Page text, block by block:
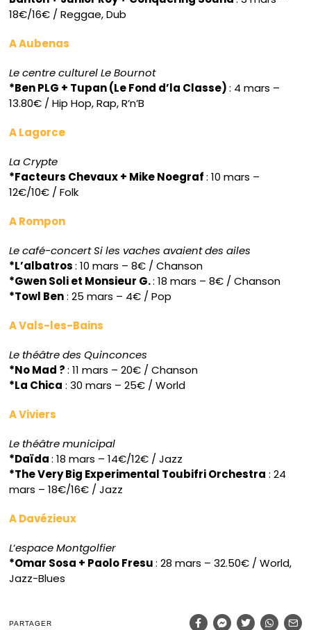
18€/16€ / Reggae, Dub
A Aubenas
Le centre culturel Le Bournot
*Ben PLG + Tupan (Le Fond d’la Classe): 4 mars –
13.80€ / Hip Hop, Rap, R’n’B
A Lagorce
La Crypte
*Facteurs Chevaux + Mike Noegraf: 10 mars –
12€/10€ / Folk
A Rompon
Le café-concert Si les vaches avaient des ailes
*L’albatros: 10 mars – 8€ / Chanson
*Gwen Soli et Monsieur G.: 18 mars – 8€ / Chanson
*Towl Ben: 25 mars – 4€ / Pop
A Vals-les-Bains
Le théâtre des Quinconces
*No Mad ?: 11 mars – 20€ / Chanson
*La Chica : 30 mars – 25€ / World
A Viviers
Le théâtre municipal
*Daïda: 18 mars – 14€/12€ / Jazz
*The Very Big Experimental Toubifri Orchestra : 24
mars – 18€/16€ / Jazz
A Davézieux
L‘espace Montgolfier
*Omar Sosa + Paolo Fresu: 28 mars – 32.50€ / World,
Jazz-Blues
PARTAGER